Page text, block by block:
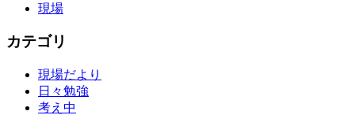
現場
カテゴリ
現場だより
日々勉強
考え中